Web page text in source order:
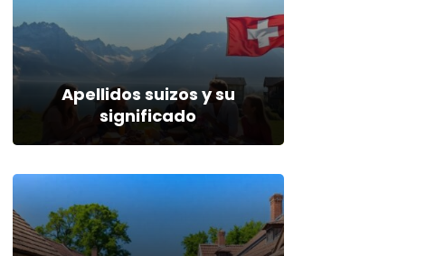
Apellidos suizos y su
significado